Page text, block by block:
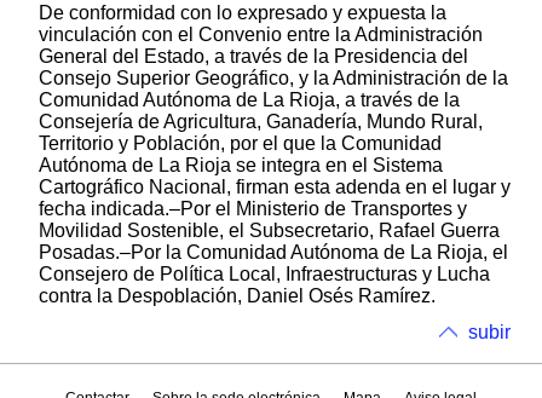
De conformidad con lo expresado y expuesta la
vinculación con el Convenio entre la Administración
General del Estado, a través de la Presidencia del
Consejo Superior Geográfico, y la Administración de la
Comunidad Autónoma de La Rioja, a través de la
Consejería de Agricultura, Ganadería, Mundo Rural,
Territorio y Población, por el que la Comunidad
Autónoma de La Rioja se integra en el Sistema
Cartográfico Nacional, firman esta adenda en el lugar y
fecha indicada.–Por el Ministerio de Transportes y
Movilidad Sostenible, el Subsecretario, Rafael Guerra
Posadas.–Por la Comunidad Autónoma de La Rioja, el
Consejero de Política Local, Infraestructuras y Lucha
contra la Despoblación, Daniel Osés Ramírez.
subir